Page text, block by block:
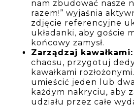
nam zbudować nasze
razem!” wyjaśnia
zdjęcie referencyjne
układanki, aby goście
końcowy zamysł.
Zarządzaj kawałkami:
chaosu, przygotuj
kawałkami
umieścić jeden lub
każdym nakryciu, aby
udziału przez całe